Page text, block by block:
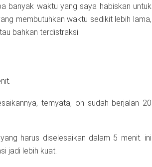
banyak waktu yang saya habiskan untuk
membutuhkan waktu sedikit lebih lama,
bahkan terdistraksi.
temyata, oh sudah berjalan 20
harus diselesaikan dalam 5 menit. ini
jadi lebih kuat.